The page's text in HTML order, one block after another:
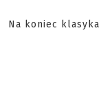
Na koniec